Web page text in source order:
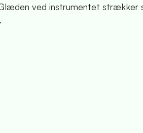
ved instrumentet strækker